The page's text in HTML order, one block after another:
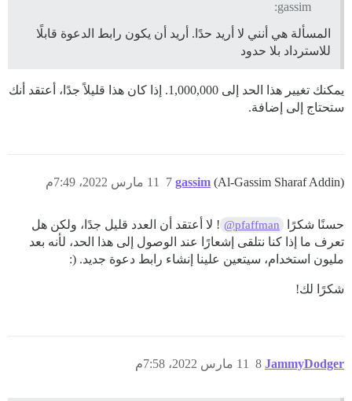
gassim:
المسألة هي أنني لا أريد حدًا. أريد أن يكون رابط الدعوة قابلًا
للاسترداد بلا حدود
يمكنك تغيير هذا الحد إلى 1,000,000. إذا كان هذا قليلاً جدًا، أعتقد أنك
ستحتاج إلى إضافة.
gassim (Al-Gassim Sharaf Addin) 11 مارس 2022، 7:49م 7
حسنًا شكرًا @pfaffman ! لا أعتقد أن العدد قليل جدًا، ولكن هل
تعرف ما إذا كنا نتلقى إشعارًا عند الوصول إلى هذا الحد، لأنه بعد
مليون استخدام، سيتعين علينا إنشاء رابط دعوة جديد. (:
شكرًا لك!
JammyDodger 11 مارس 2022، 7:58م 8